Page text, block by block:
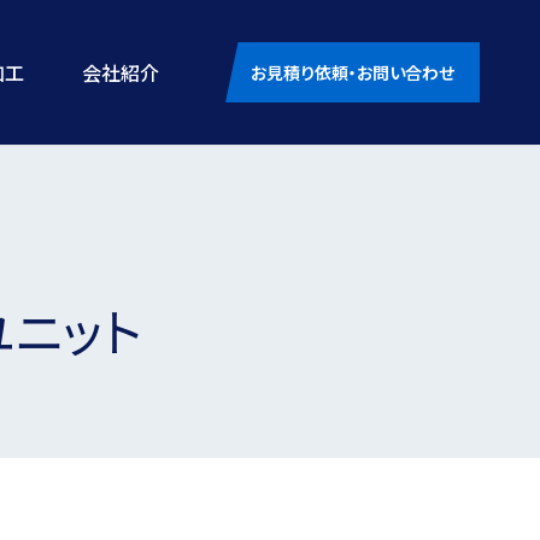
工 会社紹介 お見積り依頼・お問い合わせ
ット